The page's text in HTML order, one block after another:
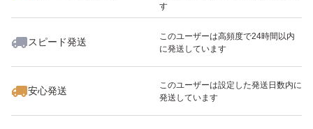
す
スピード発送
このユーザーは高頻度で24時間以内
に発送しています
安心発送
このユーザーは設定した発送日数内に
発送しています
いいね！
1,680